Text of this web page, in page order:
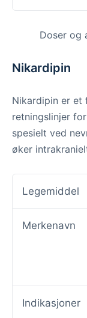
Doser og
Nikardipin
Nikardipin er et
retningslinjer
spesielt ved
øker
Legemiddel
Merkenavn
Indikasjoner